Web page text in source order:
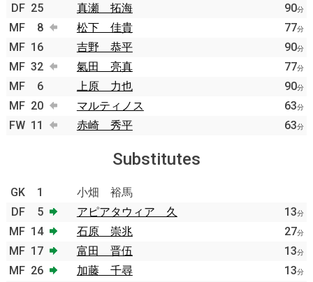
DF 25 真瀬 拓海 90分
MF 8 松下 佳貴 77分
MF 16 吉野 恭平 90分
MF 32 氣田 亮真 77分
MF 6 上原 力也 90分
MF 20 マルティノス 63分
FW 11 赤崎 秀平 63分
Substitutes
GK 1
小畑 裕馬
DF
5 アピアタウィア 久 13分
MF 14 石原 崇兆 27分
MF 17 富田 晋伍 13分
MF 26 加藤 千尋 13分